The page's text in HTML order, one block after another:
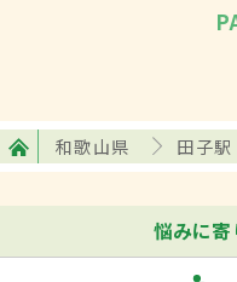
和歌山県 田子駅
悩みに